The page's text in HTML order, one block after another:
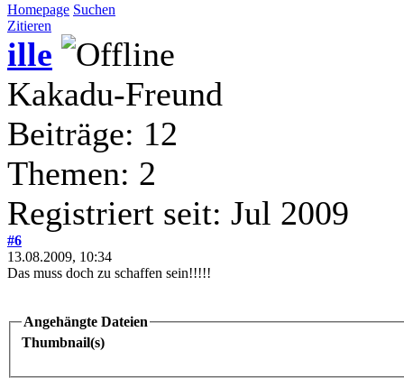
Homepage Suchen
Zitieren
ille
Kakadu-Freund
Beiträge: 12
Themen: 2
Registriert seit: Jul 2009
#6
13.08.2009, 10:34
Das muss doch zu schaffen sein!!!!!
Angehängte Dateien
Thumbnail(s)